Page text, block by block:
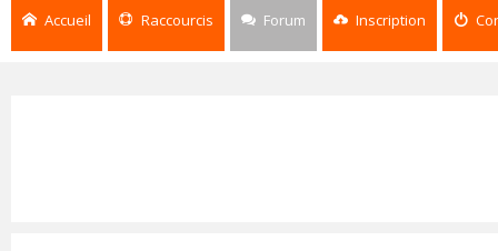
Accueil Raccourcis Forum Inscription